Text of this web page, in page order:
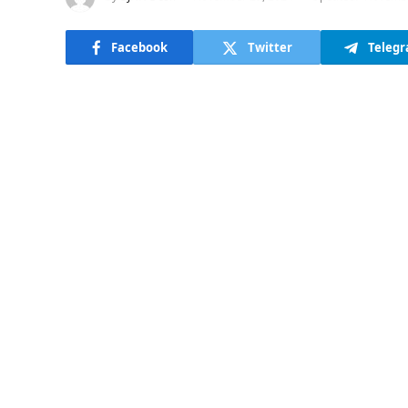
Facebook Twitter